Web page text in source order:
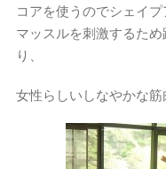
コアを使うのでシェイ
マッスルを刺激するた
り、
女性らしいしなやかな